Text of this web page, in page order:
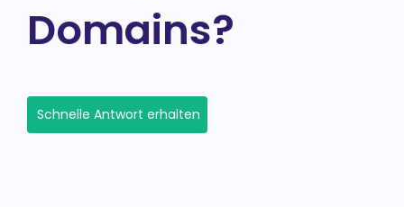
Domains?
Schnelle Antwort erhalten